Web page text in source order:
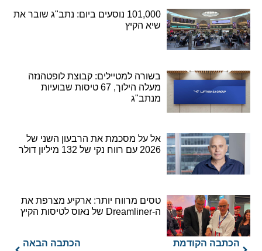
101,000 נוסעים ביום: נתב"ג שובר את
שיא הקיץ
בשורה למטיילים: קבוצת לופטהנזה
מעלה הילוך, 67 טיסות שבועיות
מנתב"ג
אל על מסכמת את הרבעון השני של
2026 עם רווח נקי של 132 מיליון דולר
טסים מרווח יותר: ארקיע מצרפת את
ה-Dreamliner של נאוס לטיסות הקיץ
הכתבה הקודמת הכתבה הבאה